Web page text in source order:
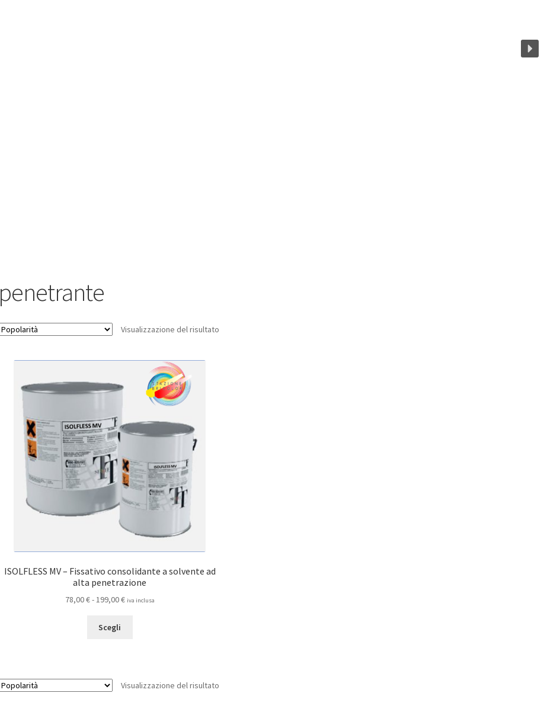
penetrante
Visualizzazione del risultato
ISOLFLESS MV – Fissativo consolidante a solvente ad
alta penetrazione
78,00€-199,00€Fascia
iva inclusa
Scegli
Le
Visualizzazione del risultato